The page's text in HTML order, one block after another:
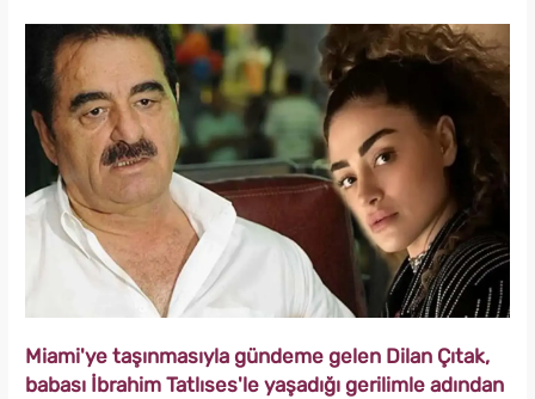
Miami'ye taşınmasıyla gündeme gelen Dilan Çıtak,
babası İbrahim Tatlıses'le yaşadığı gerilimle adından